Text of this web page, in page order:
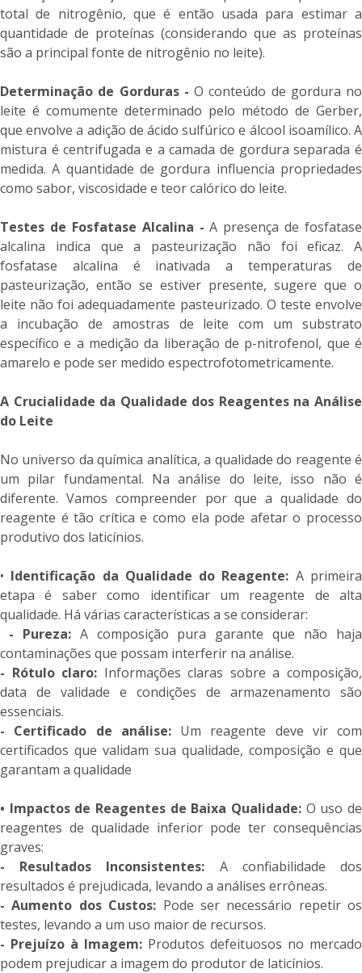
total de nitrogênio, que é então usada para estimar a
quantidade de proteínas (considerando que as proteínas
são a principal fonte de nitrogênio no leite).
Determinação de Gorduras - O conteúdo de gordura no
leite é comumente determinado pelo método de Gerber,
que envolve a adição de ácido sulfúrico e álcool isoamílico. A
mistura é centrifugada e a camada de gordura separada é
medida. A quantidade de gordura influencia propriedades
como sabor, viscosidade e teor calórico do leite.
Testes de Fosfatase Alcalina -A presença de fosfatase
alcalina indica que a pasteurização não foi eficaz. A
fosfatase alcalina é inativada a temperaturas de
pasteurização, então se estiver presente, sugere que o
leite não foi adequadamente pasteurizado. O teste envolve
a incubação de amostras de leite com um substrato
específico e a medição da liberação de p-nitrofenol, que é
amarelo e pode ser medido espectrofotometricamente.
A Crucialidade da Qualidade dos Reagentes na Análise
do Leite
No universo da química analítica, a qualidade do reagente é
um pilar fundamental. Na análise do leite, isso não é
diferente. Vamos compreender por que a qualidade do
reagente é tão crítica e como ela pode afetar o processo
produtivo dos laticínios.
• Identificação da Qualidade do Reagente: A primeira
etapa é saber como identificar um reagente de alta
qualidade. Há várias características a se considerar:
- Pureza:A composição pura garante que não haja
contaminações que possam interferir na análise.
- Rótulo claro: Informações claras sobre a composição,
data de validade e condições de armazenamento são
essenciais.
- Certificado de análise:Um reagente deve vir com
certificados que validam sua qualidade, composição e que
garantam a qualidade
• Impactos de Reagentes de Baixa Qualidade: O uso de
reagentes de qualidade inferior pode ter consequências
graves:
- Resultados Inconsistentes: A confiabilidade dos
resultados é prejudicada, levando a análises errôneas.
- Aumento dos Custos: Pode ser necessário repetir os
testes, levando a um uso maior de recursos.
- Prejuízo à Imagem: Produtos defeituosos no mercado
podem prejudicar a imagem do produtor de laticínios.